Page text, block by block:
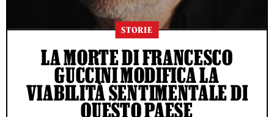
STORIE
LA MORTE DI FRANCESCO
GUCCINI MODIFICA LA
VIABILITÀ SENTIMENTALE DI
QUESTO PAESE